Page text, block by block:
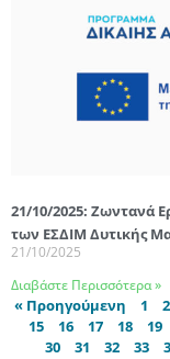
21/10/2025: Ζωντανά
των ΕΣΔΙΜ Δυτικής
21/10/2025
Διαβάστε Περισσότερα »
« Προηγούμενη 1 2
15
16 17 18 19
30
31 32 33